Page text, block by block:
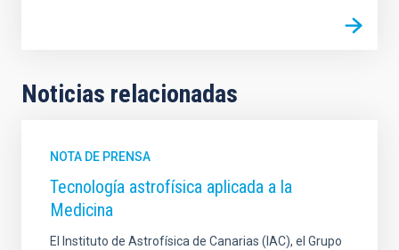
Noticias relacionadas
NOTA DE PRENSA
Tecnología astrofísica aplicada a la
Medicina
El Instituto de Astrofísica de Canarias (IAC), el Grupo